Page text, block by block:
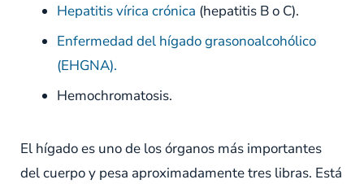
Hepatitis vírica crónica (hepatitis B o C).
Enfermedad del hígado grasonoalcohólico
(EHGNA).
Hemochromatosis.
El hígado es uno de los órganos más importantes
del cuerpo y pesa aproximadamente tres libras. Está